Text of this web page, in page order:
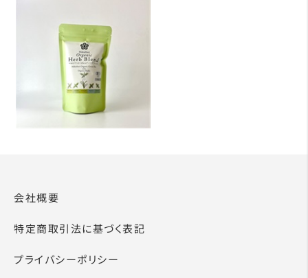
会社概要
特定商取引法に基づく表記
プライバシーポリシー